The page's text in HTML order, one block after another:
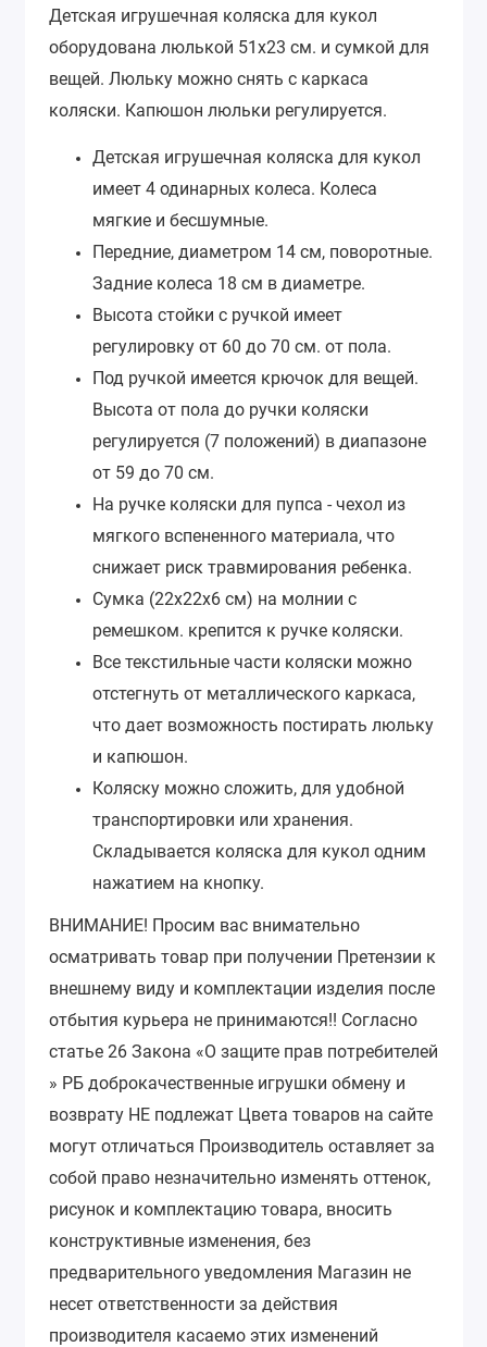
Детская игрушечная коляска для кукол
оборудована люлькой 51х23 см. и сумкой для
вещей. Люльку можно снять с каркаса
коляски. Капюшон люльки регулируется.
Детская игрушечная коляска для кукол
имеет 4 одинарных колеса. Колеса
мягкие и бесшумные.
Передние, диаметром 14 см, поворотные.
Задние колеса 18 см в диаметре.
Высота стойки с ручкой имеет
регулировку от 60 до 70 см. от пола.
Под ручкой имеется крючок для вещей.
Высота от пола до ручки коляски
регулируется (7 положений) в диапазоне
от 59 до 70 см.
На ручке коляски для пупса - чехол из
мягкого вспененного материала, что
снижает риск травмирования ребенка.
Сумка (22х22х6 см) на молнии с
ремешком. крепится к ручке коляски.
Все текстильные части коляски можно
отстегнуть от металлического каркаса,
что дает возможность постирать люльку
и капюшон.
Коляску можно сложить, для удобной
транспортировки или хранения.
Складывается коляска для кукол одним
нажатием на кнопку.
ВНИМАНИЕ! Просим вас внимательно
осматривать товар при получении Претензии к
внешнему виду и комплектации изделия после
отбытия курьера не принимаются!! Согласно
статье 26 Закона «О защите прав потребителей
» РБ доброкачественные игрушки обмену и
возврату НЕ подлежат Цвета товаров на сайте
могут отличаться Производитель оставляет за
собой право незначительно изменять оттенок,
рисунок и комплектацию товара, вносить
конструктивные изменения, без
предварительного уведомления Магазин не
несет ответственности за действия
производителя касаемо этих изменений